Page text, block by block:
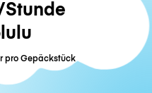
pro Gepäckstück